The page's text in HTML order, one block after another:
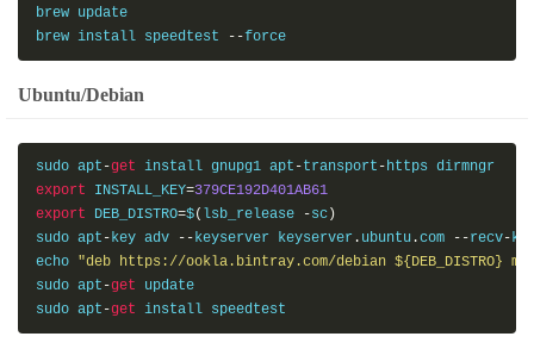
brew update
brew install speedtest
--force
Ubuntu/Debian
sudo apt -get install gnupg1 apt -transport -
export INSTALL_KEY=379CE192D401AB61
export DEB_DISTRO=$( lsb_release -sc )
sudo apt -key adv --keyserver keyserver . ubuntu .com --recv-
echo "deb https://ookla.bintray.com/debian ${DEB_DISTRO}
sudo apt -get update
sudo apt -get install speedtest